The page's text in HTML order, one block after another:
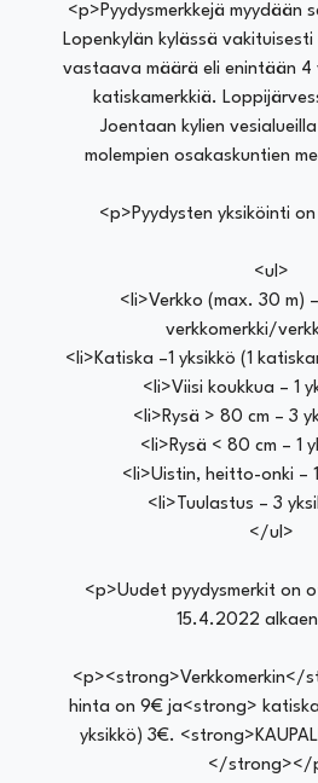
<p>Pyydysmerkkejä myydään
Lopenkylän kylässä vakituisesti
vastaava määrä eli enintään 4
katiskamerkkiä.
Joentaan kylien
molempien osakaskuntien
<p>Pyydysten yksiköinti
<ul>
<li>Verkko (max. 30 m)
verkkomerkki/
<li>Katiska –1 yksikkö (1
<li>Viisi koukkua – 1
<li>Rysä > 80 cm – 3
<li>Rysä < 80 cm – 1
<li>Uistin, heitto-onki –
<li>Tuulastus – 3
</ul>
<p>Uudet pyydysmerkit on
15.4.2022
<p><strong>Verkkomerkin</
hinta on 9€ ja<strong>
yksikkö) 3€.
</strong></